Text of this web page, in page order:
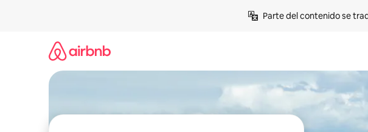
Parte del contenido se